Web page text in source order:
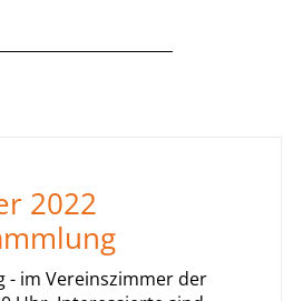
2022
- im Vereinszimmer der